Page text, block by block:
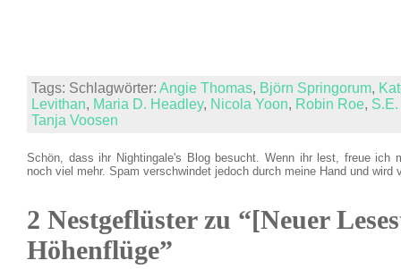
Tags: Schlagwörter: Angie Thomas, Björn Springorum,
Levithan, Maria D. Headley, Nicola Yoon, Robin Roe,
Tanja Voosen
Schön, dass ihr Nightingale's Blog besucht. Wenn ihr lest, freue ich
noch viel mehr. Spam verschwindet jedoch durch meine Hand und wird
2 Nestgeflüster zu “[Neuer
Höhenflüge”